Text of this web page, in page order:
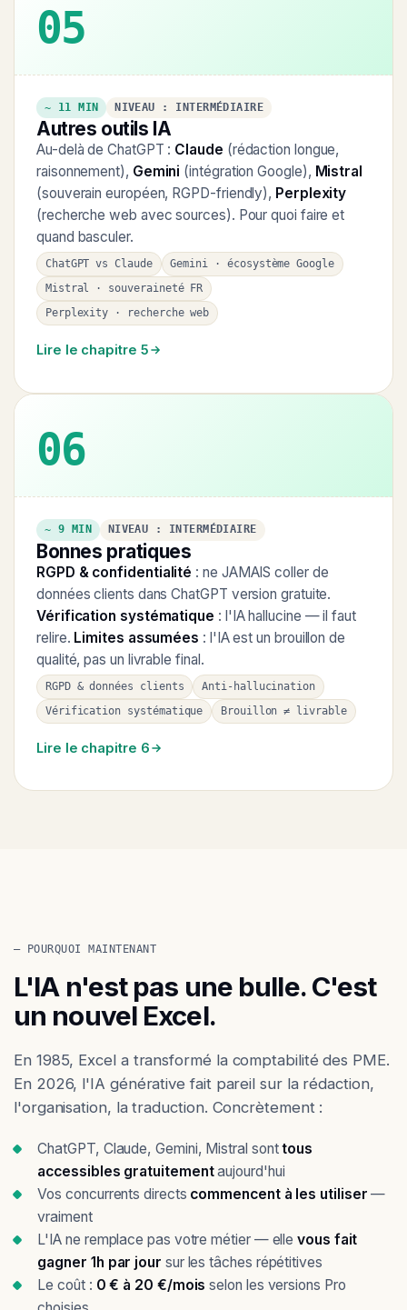
05
~ 11 MIN NIVEAU : INTERMÉDIAIRE
Autres outils IA
Au-delà de ChatGPT : Claude (rédaction longue,
raisonnement), Gemini (intégration Google), Mistral
(souverain européen, RGPD-friendly), Perplexity
(recherche web avec sources). Pour quoi faire et
quand basculer.
ChatGPT vs Claude
Gemini · écosystème Google
Mistral · souveraineté FR
Perplexity · recherche web
Lire le chapitre 5
06
~ 9 MIN NIVEAU : INTERMÉDIAIRE
Bonnes pratiques
RGPD & confidentialité : ne JAMAIS coller de
données clients dans ChatGPT version gratuite.
Vérification systématique : l'IA hallucine — il faut
relire. Limites assumées : l'IA est un brouillon de
qualité, pas un livrable final.
RGPD & données clients
Anti-hallucination
Vérification systématique
Brouillon ≠ livrable
Lire le chapitre 6
— POURQUOI MAINTENANT
L'IA n'est pas une bulle. C'est
un nouvel Excel.
En 1985, Excel a transformé la comptabilité des PME.
En 2026, l'IA générative fait pareil sur la rédaction,
l'organisation, la traduction. Concrètement :
ChatGPT, Claude, Gemini, Mistral sonttous
accessibles gratuitementaujourd'hui
Vos concurrents directs commencent à les utiliser —
vraiment
L'IA ne remplace pas votre métier — ellevous fait
gagner 1h par jour sur les tâches répétitives
Le coût : 0 € à 20 €/mois selon les versions Pro